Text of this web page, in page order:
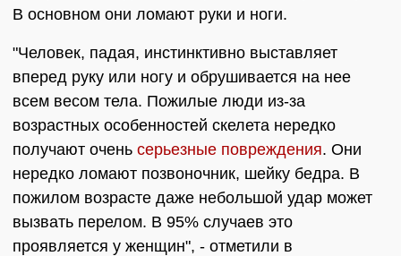
В основном они ломают руки и ноги.
"Человек, падая, инстинктивно выставляет
вперед руку или ногу и обрушивается на нее
всем весом тела. Пожилые люди из-за
возрастных особенностей скелета нередко
получают очень серьезные повреждения. Они
нередко ломают позвоночник, шейку бедра. В
пожилом возрасте даже небольшой удар может
вызвать перелом. В 95% случаев это
проявляется у женщин", - отметили в